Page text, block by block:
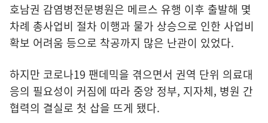
호남권 감염병전문병원은 메르스 유행 이후 출발해 몇
차례 총사업비 절차 이행과 물가 상승으로 인한 사업비
확보 어려움 등으로 착공까지 많은 난관이 있었다.
하지만 코로나19 팬데믹을 겪으면서 권역 단위 의료대
응의 필요성이 커짐에 따라 중앙 정부, 지자체, 병원 간
협력의 결실로 첫 삽을 뜨게 됐다.